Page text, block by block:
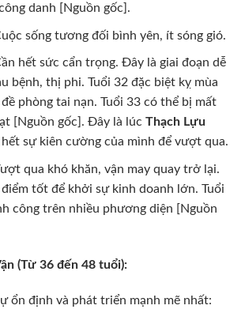
danh [Nguồn gốc].
sống tương đối bình yên, ít sóng gió.
hết sức cẩn trọng. Đây là giai đoạn dễ
bệnh, thị phi. Tuổi 32 đặc biệt kỵ mùa
phòng tai nạn. Tuổi 33 có thể bị mất
[Nguồn gốc]. Đây là lúc Thạch Lựu
sự kiên cường của mình để vượt qua.
qua khó khăn, vận may quay trở lại.
tốt để khởi sự kinh doanh lớn. Tuổi
công trên nhiều phương diện [Nguồn
(Từ 36 đến 48 tuổi):
ổn định và phát triển mạnh mẽ nhất: